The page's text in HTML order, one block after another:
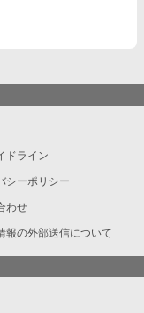
ドライン
シーポリシー
わせ
報の外部送信について